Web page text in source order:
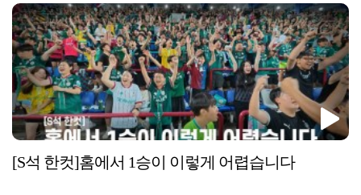
[S석 한컷]홈에서 1승이 이렇게 어렵습니다